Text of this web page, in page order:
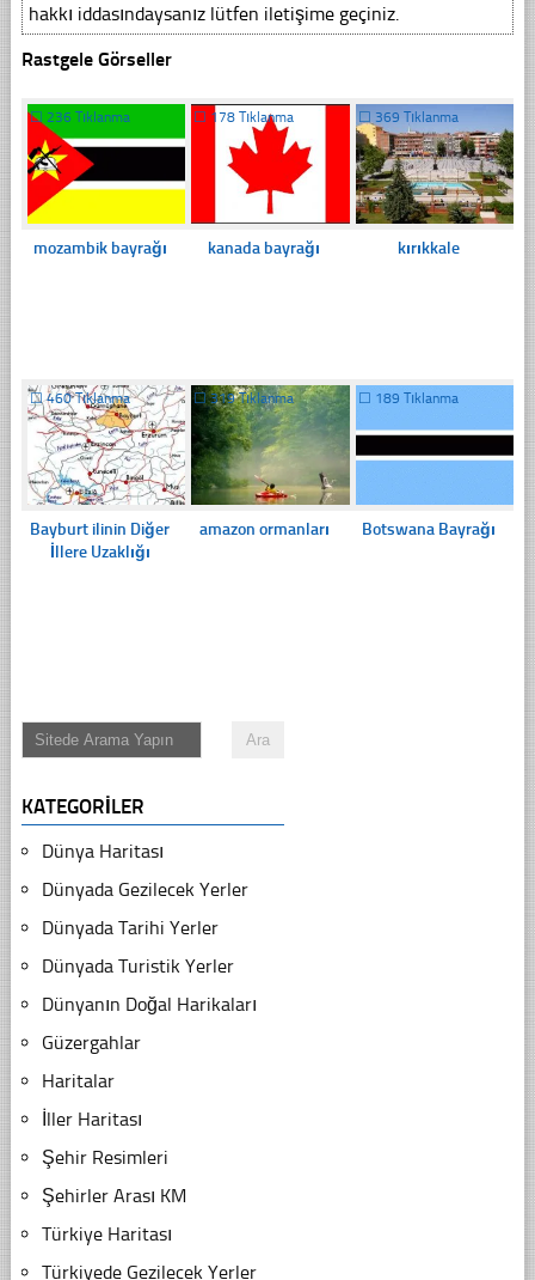
hakkı iddasındaysanız lütfen iletişime geçiniz.
Rastgele Görseller
☐ 236 Tıklanma
mozambik bayrağı
☐ 178 Tıklanma
kanada bayrağı
☐ 369 Tıklanma
kırıkkale
☐460 Tıklanma
Bayburt ilinin Diğer
İllere Uzaklığı
☐319 Tıklanma
amazon ormanları
☐ 189 Tıklanma
Botswana Bayrağı
KATEGORILER
Dünya Haritası
Dünyada Gezilecek Yerler
Dünyada Tarihi Yerler
Dünyada Turistik Yerler
Dünyanın Doğal Harikaları
Güzergahlar
Haritalar
İller Haritası
Şehir Resimleri
Şehirler Arası KM
Türkiye Haritası
Türkiyede Gezilecek Yerler